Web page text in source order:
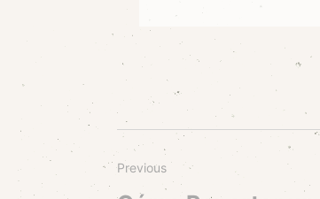
Previous